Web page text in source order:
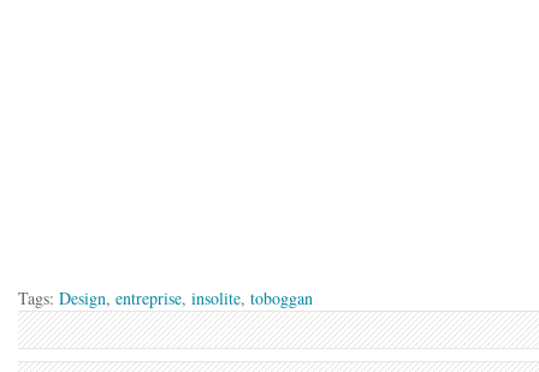
Tags: Design, entreprise, insolite, toboggan